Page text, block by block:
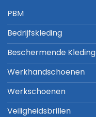
PBM
Bedrijfskleding
Beschermende Kleding
Werkhandschoenen
Werkschoenen
Veiligheidsbrillen